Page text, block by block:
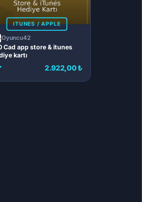
ITUNES / APPLE
Oyuncu42
Cad app store & itunes
kartı
2.922,00 ₺